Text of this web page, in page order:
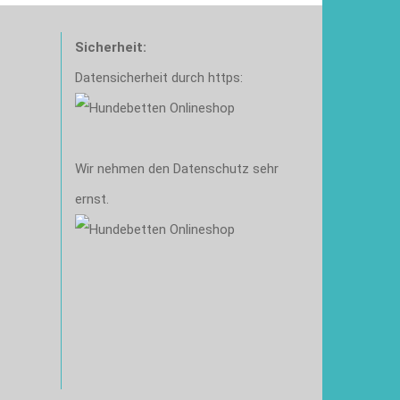
Sicherheit:
Datensicherheit durch https:
Wir nehmen den Datenschutz sehr
ernst.